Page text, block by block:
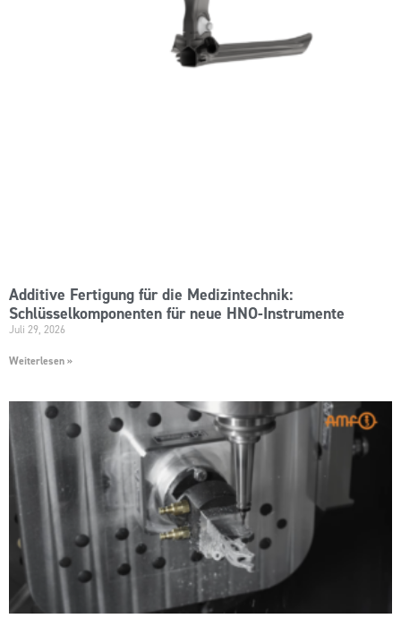
Additive Fertigung für die Medizintechnik:
Schlüsselkomponenten für neue HNO-Instrumente
Juli 29, 2026
Weiterlesen »